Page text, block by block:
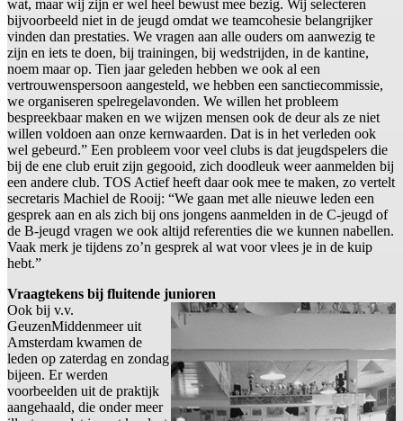
wat, maar wij zijn er wel heel bewust mee bezig. Wij selecteren
bijvoorbeeld niet in de jeugd omdat we teamcohesie belangrijker
vinden dan prestaties. We vragen aan alle ouders om aanwezig te
zijn en iets te doen, bij trainingen, bij wedstrijden, in de kantine,
noem maar op. Tien jaar geleden hebben we ook al een
vertrouwenspersoon aangesteld, we hebben een sanctiecommissie,
we organiseren spelregelavonden. We willen het probleem
bespreekbaar maken en we wijzen mensen ook de deur als ze niet
willen voldoen aan onze kernwaarden. Dat is in het verleden ook
wel gebeurd.” Een probleem voor veel clubs is dat jeugdspelers die
bij de ene club eruit zijn gegooid, zich doodleuk weer aanmelden bij
een andere club. TOS Actief heeft daar ook mee te maken, zo vertelt
secretaris Machiel de Rooij: “We gaan met alle nieuwe leden een
gesprek aan en als zich bij ons jongens aanmelden in de C-jeugd of
de B-jeugd vragen we ook altijd referenties die we kunnen nabellen.
Vaak merk je tijdens zo’n gesprek al wat voor vlees je in de kuip
hebt.”
Vraagtekens bij fluitende junioren
Ook bij v.v.
GeuzenMiddenmeer uit
Amsterdam kwamen de
leden op zaterdag en zondag
bijeen. Er werden
voorbeelden uit de praktijk
aangehaald, die onder meer